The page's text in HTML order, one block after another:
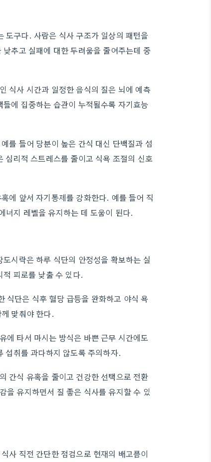
도구다. 사람은 식사 구조가 일상의 패턴을
추고 실패에 대한 두려움을 줄여주는데 중
식사 시간과 일정한 음식의 질은 뇌에 예측
에 집중하는 습관이 누적될수록 자기효능
를 들어 당분이 높은 간식 대신 단백질과 섬
리적 스트레스를 줄이고 식욕 조절의 신호
에 앞서 자기통제를 강화한다. 예를 들어 직
너지 레벨을 유지하는 데 도움이 된다.
시락은 하루 식단의 안정성을 확보하는 실
피로를 낮출 수 있다.
식단은 식후 혈당 급등을 완화하고 야식 욕
맞춰야 한다.
에 타서 마시는 방식은 바쁜 근무 시간에도
섭취를 과다하지 않도록 주의하자.
간식 유혹을 줄이고 건강한 선택으로 전환
을 유지하면서 질 좋은 식사를 유지할 수 있
사 직전 간단한 점검으로 현재의 배고픔이